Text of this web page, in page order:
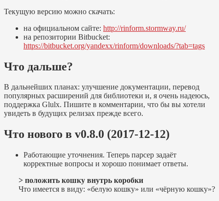
Текущую версию можно скачать:
на официальном сайте: http://rinform.stormway.ru/
на репозитории Bitbucket:
https://bitbucket.org/yandexx/rinform/downloads/?tab=tags
Что дальше?
В дальнейших планах: улучшение документации, перевод
популярных расширений для библиотеки и, я очень надеюсь,
поддержка Glulx. Пишите в комментарии, что бы вы хотели
увидеть в будущих релизах прежде всего.
Что нового в v0.8.0 (2017-12-12)
Работающие уточнения. Теперь парсер задаёт
корректные вопросы и хорошо понимает ответы.
> положить кошку внутрь коробки
Что имеется в виду: «белую кошку» или «чёрную кошку»?